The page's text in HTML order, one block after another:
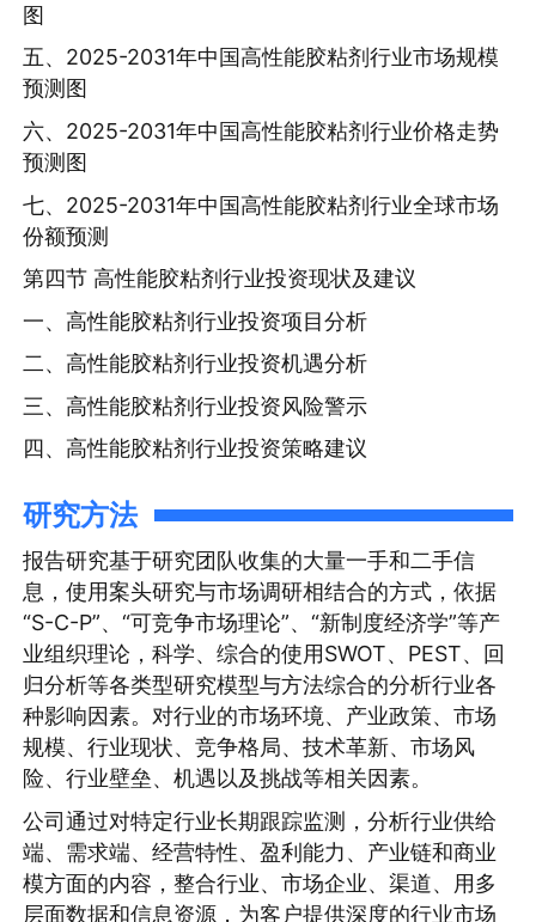
图
五、2025-2031年中国高性能胶粘剂行业市场规模
预测图
六、2025-2031年中国高性能胶粘剂行业价格走势
预测图
七、2025-2031年中国高性能胶粘剂行业全球市场
份额预测
第四节 高性能胶粘剂行业投资现状及建议
一、高性能胶粘剂行业投资项目分析
二、高性能胶粘剂行业投资机遇分析
三、高性能胶粘剂行业投资风险警示
四、高性能胶粘剂行业投资策略建议
研究方法
报告研究基于研究团队收集的大量一手和二手信
息，使用案头研究与市场调研相结合的方式，依据
“S-C-P”、“可竞争市场理论”、“新制度经济学”等产
业组织理论，科学、综合的使用SWOT、PEST、回
归分析等各类型研究模型与方法综合的分析行业各
种影响因素。对行业的市场环境、产业政策、市场
规模、行业现状、竞争格局、技术革新、市场风
险、行业壁垒、机遇以及挑战等相关因素。
公司通过对特定行业长期跟踪监测，分析行业供给
端、需求端、经营特性、盈利能力、产业链和商业
模方面的内容，整合行业、市场企业、渠道、用多
层面数据和信息资源，为客户提供深度的行业市场